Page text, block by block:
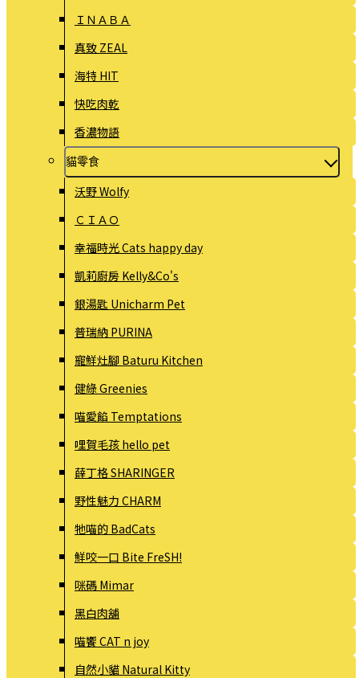
ＩＮＡＢＡ
真致 ZEAL
海特 HIT
快吃肉乾
香濃物語
貓零食
沃野 Wolfy
ＣＩＡＯ
幸福時光 Cats happy day
凱莉廚房 Kelly&Co's
銀湯匙 Unicharm Pet
普瑞納 PURINA
寵鮮灶腳 Baturu Kitchen
健綠 Greenies
喵愛餡 Temptations
哩賀毛孩 hello pet
薛丁格 SHARINGER
野性魅力 CHARM
牠喵的 BadCats
鮮咬一口 Bite FreSH!
咪碼 Mimar
黑白肉舖
喵饗 CAT n joy
自然小貓 Natural Kitty